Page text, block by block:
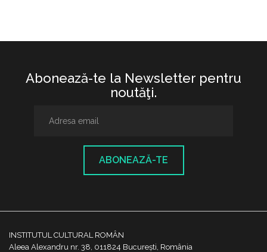
Abonează-te la Newsletter pentru
noutăţi.
ABONEAZĂ-TE
INSTITUTUL CULTURAL ROMÂN
Aleea Alexandru nr. 38, 011824 București, România